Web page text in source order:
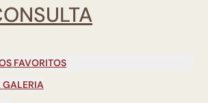
FAVORITOS
GALERIA